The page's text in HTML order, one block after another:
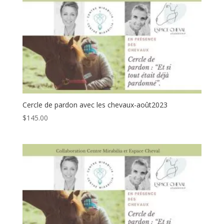
Cercle de pardon avec les chevaux-août2023
$145.00